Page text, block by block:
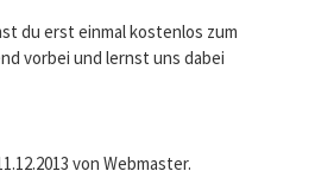
du erst einmal kostenlos zum
vorbei und lernst uns dabei
von Webmaster.